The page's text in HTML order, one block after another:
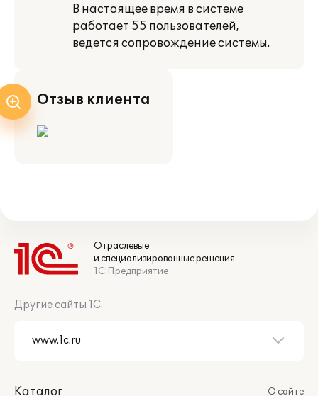
В настоящее время в системе
работает 55 пользователей,
ведется сопровождение системы.
Отзыв клиента
Отраслевые
и специализированные решения
1С:Предприятие
Другие сайты 1С
Каталог О сайте